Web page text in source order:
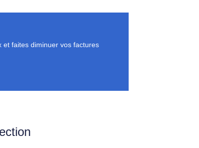
et faites diminuer vos factures